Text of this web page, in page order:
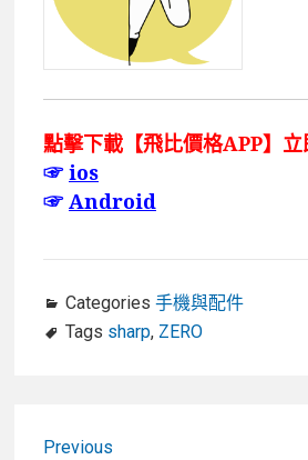
點擊下載【飛比價格APP】
☞ios
☞Android
Categories 手機與配件
Tags sharp, ZERO
Previous